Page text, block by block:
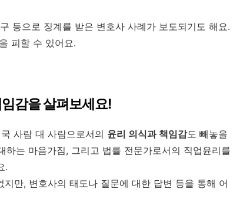
등으로 징계를 받은 변호사 사례가 보도되기도 해요.
피할 수 있어요.
감을 살펴보세요!
사람 대 사람으로서의 윤리 의식과 책임감도 빼놓을
하는 마음가짐, 그리고 법률 전문가로서의 직업윤리를
.
만, 변호사의 태도나 질문에 대한 답변 등을 통해 어